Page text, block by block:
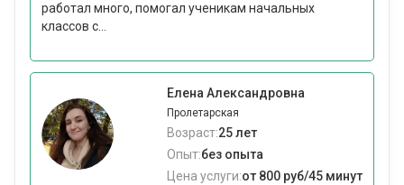
работал много, помогал ученикам начальных
классов с...
Елена Александровна
Пролетарская
Возраст:25 лет
Опыт:без опыта
Цена услуги:от 800 руб/45 минут